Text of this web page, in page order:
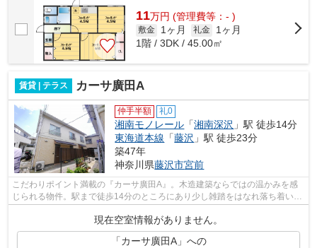
11万円 (管理費等：- )
敷金 1ヶ月 礼金
1ヶ月
1階 / 3DK / 45.00㎡
賃貸 | テラス カーサ廣田A
仲手半額 礼0
湘南モノレール 「湘南深沢 」駅 徒歩14分
東海道本線 「藤沢 」駅 徒歩23分
築47年
神奈川県藤沢市宮前
こだわりポイント満載の『カーサ廣田A』。木造建築ならではの温かみを感
じられる物件。駅まで徒歩14分のところにあり少し雑踏をはなれ落ち着いた
現在空室情報がありません。
「カーサ廣田A」への